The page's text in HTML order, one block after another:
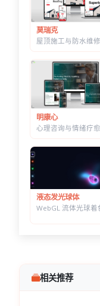
莫瑞克
明康心
液态发光球体
相关推荐